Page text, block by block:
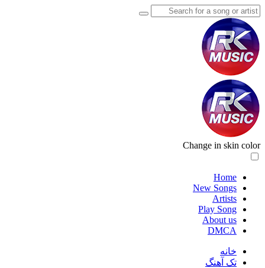
Change in skin color
Home
New Songs
Artists
Play Song
About us
DMCA
خانه
تک آهنگ